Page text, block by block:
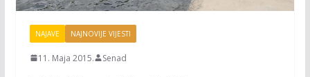
NAJAVE NAJNOVIJE VIJESTI
11. Maja 2015. Senad